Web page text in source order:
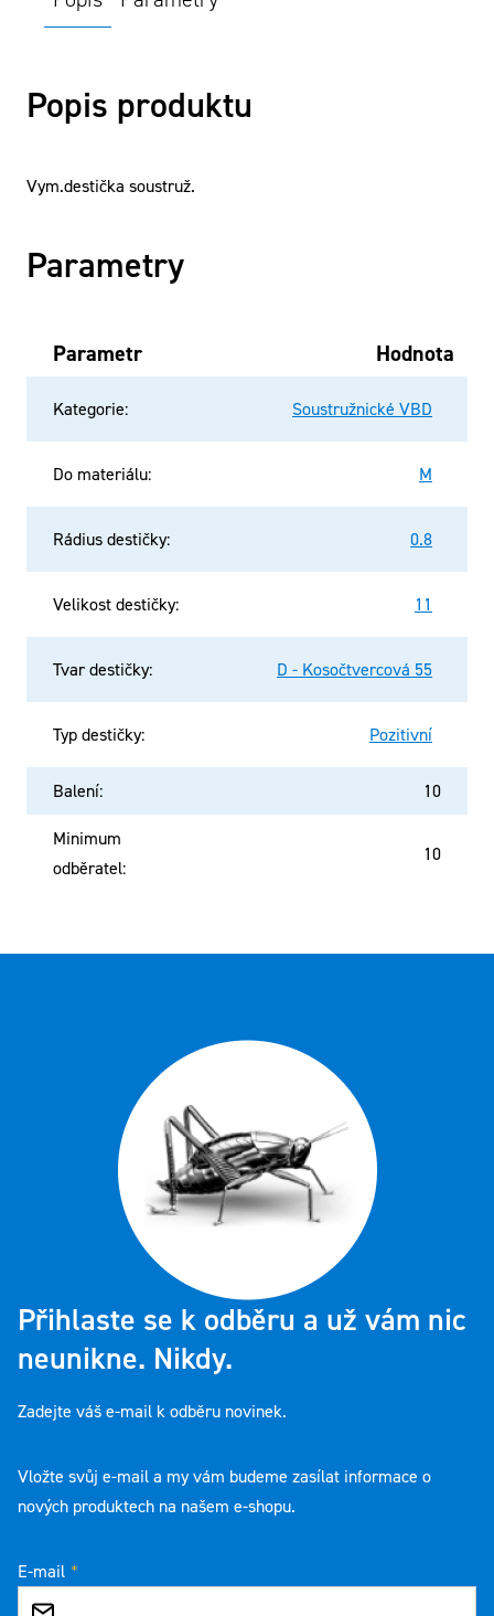
Popis produktu
Vym.destička soustruž.
Parametry
Parametr Hodnota
Kategorie: Soustružnické VBD
Do materiálu: M
Rádius destičky: 0.8
Velikost destičky: 11
Tvar destičky: D - Kosočtvercová 55
Typ destičky: Pozitivní
Balení: 10
Minimum
odběratel:
10
Přihlaste se k odběru a už vám nic
neunikne. Nikdy.
Zadejte váš e-mail k odběru novinek.
Vložte svůj e-mail a my vám budeme zasílat informace o
nových produktech na našem e-shopu.
E-mail